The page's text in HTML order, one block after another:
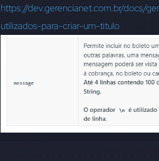
https://dev.gerencianet.com.br/docs/
utilizados-para-criar-um-titulo